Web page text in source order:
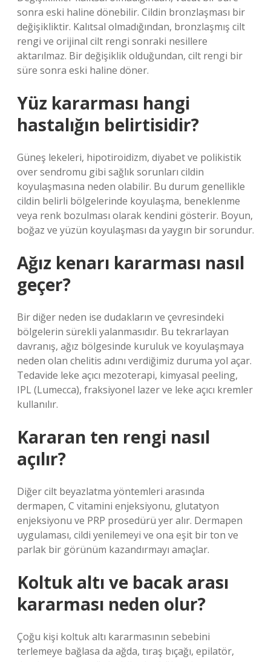
sonra eski haline dönebilir. Cildin bronzlaşması bir
değişikliktir. Kalıtsal olmadığından, bronzlaşmış cilt
rengi ve orijinal cilt rengi sonraki nesillere
aktarılmaz. Bir değişiklik olduğundan, cilt rengi bir
süre sonra eski haline döner.
Yüz kararması hangi
hastalığın belirtisidir?
Güneş lekeleri, hipotiroidizm, diyabet ve polikistik
over sendromu gibi sağlık sorunları cildin
koyulaşmasına neden olabilir. Bu durum genellikle
cildin belirli bölgelerinde koyulaşma, beneklenme
veya renk bozulması olarak kendini gösterir. Boyun,
boğaz ve yüzün koyulaşması da yaygın bir sorundur.
Ağız kenarı kararması nasıl
geçer?
Bir diğer neden ise dudakların ve çevresindeki
bölgelerin sürekli yalanmasıdır. Bu tekrarlayan
davranış, ağız bölgesinde kuruluk ve koyulaşmaya
neden olan chelitis adını verdiğimiz duruma yol açar.
Tedavide leke açıcı mezoterapi, kimyasal peeling,
IPL (Lumecca), fraksiyonel lazer ve leke açıcı kremler
kullanılır.
Kararan ten rengi nasıl
açılır?
Diğer cilt beyazlatma yöntemleri arasında
dermapen, C vitamini enjeksiyonu, glutatyon
enjeksiyonu ve PRP prosedürü yer alır. Dermapen
uygulaması, cildi yenilemeyi ve ona eşit bir ton ve
parlak bir görünüm kazandırmayı amaçlar.
Koltuk altı ve bacak arası
kararması neden olur?
Çoğu kişi koltuk altı kararmasının sebebini
terlemeye bağlasa da ağda, tıraş bıçağı, epilatör,